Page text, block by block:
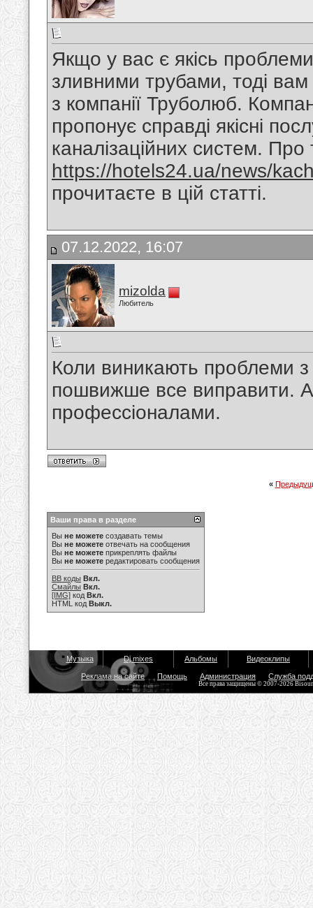
Якщо у вас є якісь
зливними трубами, тоді
з компанії Труболюб.
пропонує справді якісні
каналізаційних систем. Про
https://hotels24.ua/news/
прочитаєте в цій статті.
07.12.2022, 16:07
mizolda
Любитель
Коли виникають проблеми з
пошвижше все виправити. А
профессіоналами.
«
Ваши права в разделе
Вы не можете создавать темы
Вы не можете отвечать на сообщения
Вы не можете прикреплять файлы
Вы не можете редактировать сообщения
BB коды Вкл.
Смайлы Вкл.
[IMG] код Вкл.
HTML код Выкл.
Музыка Dj mixes Альбомы Видеоклипы
Реклама на сайте Помощь Администрация Служба
Все права защищены © 2007-2026